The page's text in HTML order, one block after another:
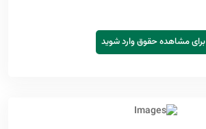
برای مشاهده حقوق وارد شوید